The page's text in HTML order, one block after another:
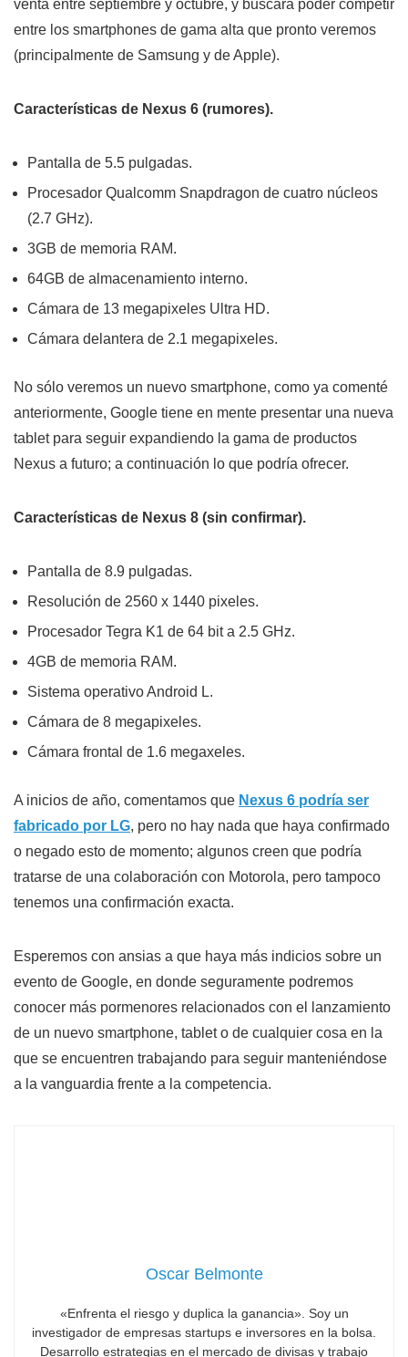
venta entre septiembre y octubre, y buscará poder competir
entre los smartphones de gama alta que pronto veremos
(principalmente de Samsung y de Apple).
Características de Nexus 6 (rumores).
Pantalla de 5.5 pulgadas.
Procesador Qualcomm Snapdragon de cuatro núcleos
(2.7 GHz).
3GB de memoria RAM.
64GB de almacenamiento interno.
Cámara de 13 megapixeles Ultra HD.
Cámara delantera de 2.1 megapixeles.
No sólo veremos un nuevo smartphone, como ya comenté
anteriormente, Google tiene en mente presentar una nueva
tablet para seguir expandiendo la gama de productos
Nexus a futuro; a continuación lo que podría ofrecer.
Características de Nexus 8 (sin confirmar).
Pantalla de 8.9 pulgadas.
Resolución de 2560 x 1440 pixeles.
Procesador Tegra K1 de 64 bit a 2.5 GHz.
4GB de memoria RAM.
Sistema operativo Android L.
Cámara de 8 megapixeles.
Cámara frontal de 1.6 megaxeles.
A inicios de año, comentamos que Nexus 6 podría ser
fabricado por LG, pero no hay nada que haya confirmado
o negado esto de momento; algunos creen que podría
tratarse de una colaboración con Motorola, pero tampoco
tenemos una confirmación exacta.
Esperemos con ansias a que haya más indicios sobre un
evento de Google, en donde seguramente podremos
conocer más pormenores relacionados con el lanzamiento
de un nuevo smartphone, tablet o de cualquier cosa en la
que se encuentren trabajando para seguir manteniéndose
a la vanguardia frente a la competencia.
Oscar Belmonte
«Enfrenta el riesgo y duplica la ganancia». Soy un
investigador de empresas startups e inversores en la bolsa.
Desarrollo estrategias en el mercado de divisas y trabajo